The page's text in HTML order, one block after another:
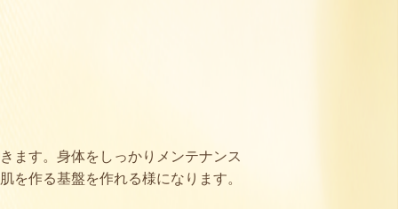
ます。身体をしっかりメンテナンス
を作る基盤を作れる様になります。